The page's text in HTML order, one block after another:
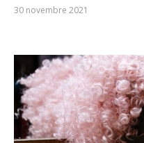
30 novembre 2021